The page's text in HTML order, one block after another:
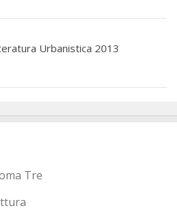
Urbanistica 2013
Tre